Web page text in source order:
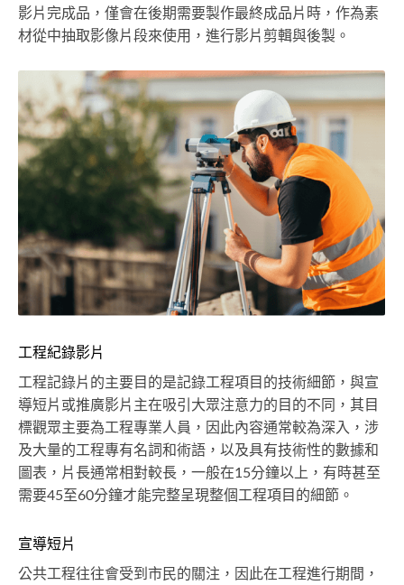
影片完成品，僅會在後期需要製作最終成品片時，作為素
材從中抽取影像片段來使用，進行影片剪輯與後製。
工程紀錄影片
工程記錄片的主要目的是記錄工程項目的技術細節，與宣
導短片或推廣影片主在吸引大眾注意力的目的不同，其目
標觀眾主要為工程專業人員，因此內容通常較為深入，涉
及大量的工程專有名詞和術語，以及具有技術性的數據和
圖表，片長通常相對較長，一般在15分鐘以上，有時甚至
需要45至60分鐘才能完整呈現整個工程項目的細節。
宣導短片
公共工程往往會受到市民的關注，因此在工程進行期間，